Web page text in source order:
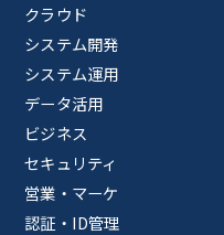
クラウド
システム開発
システム運用
データ活用
ビジネス
セキュリティ
営業・マーケ
認証・ID管理